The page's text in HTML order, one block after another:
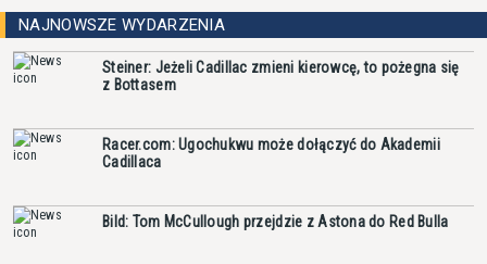
NAJNOWSZE WYDARZENIA
Steiner: Jeżeli Cadillac zmieni kierowcę, to pożegna się
z Bottasem
Racer.com: Ugochukwu może dołączyć do Akademii
Cadillaca
Bild: Tom McCullough przejdzie z Astona do Red Bulla